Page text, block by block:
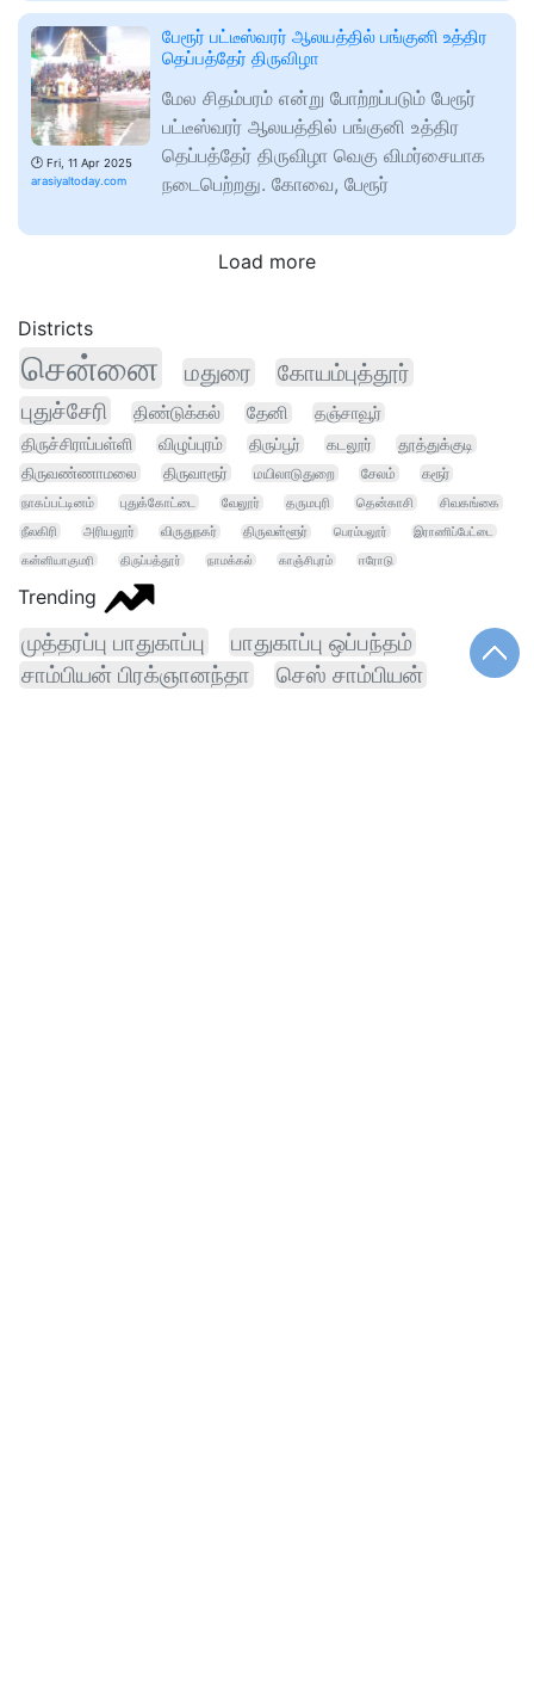
🕑 Fri, 11 Apr 2025
arasiyaltoday.com
பேரூர் பட்டீஸ்வரர் ஆலயத்தில் பங்குனி உத்திர
தெப்பத்தேர் திருவிழா
மேல சிதம்பரம் என்று போற்றப்படும் பேரூர்
பட்டீஸ்வரர் ஆலயத்தில் பங்குனி உத்திர
தெப்பத்தேர் திருவிழா வெகு விமர்சையாக
நடைபெற்றது. கோவை, பேரூர்
Load more
Districts
சென்னை மதுரை
கோயம்புத்தூர்
புதுச்சேரி
திண்டுக்கல் தேனி
தஞ்சாவூர்
திருச்சிராப்பள்ளி
விழுப்புரம் திருப்பூர் கடலூர்
தூத்துக்குடி
திருவண்ணாமலை
திருவாரூர் மயிலாடுதுறை சேலம் கரூர்
நாகப்பட்டினம் புதுக்கோட்டை வேலூர் தருமபுரி தென்காசி
சிவகங்கை
நீலகிரி
அரியலூர் விருதுநகர் திருவள்ளூர் பெரம்பலூர்
இராணிப்பேட்டை
கன்னியாகுமரி
திருப்பத்தூர் நாமக்கல் காஞ்சிபுரம் ஈரோடு
Trending
முத்தரப்பு பாதுகாப்பு பாதுகாப்பு ஒப்பந்தம்
சாம்பியன் பிரக்ஞானந்தா
செஸ் சாம்பியன்